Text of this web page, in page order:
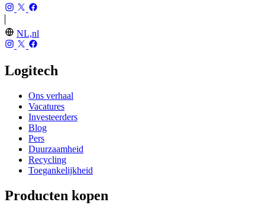
NL,nl
Logitech
Ons verhaal
Vacatures
Investeerders
Blog
Pers
Duurzaamheid
Recycling
Toegankelijkheid
Producten kopen